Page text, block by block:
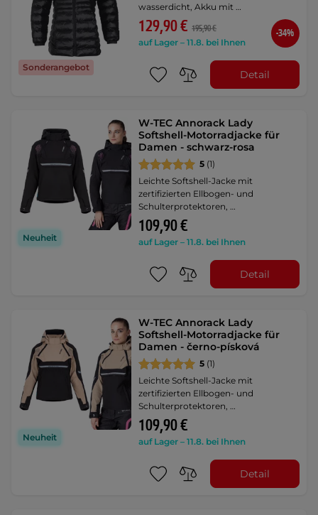
Sonderangebot
wasserdicht, Akku mit …
129,90 € 195,90 €
auf Lager – 11.8. bei Ihnen
-34%
Detail
Neuheit
W-TEC Annorack Lady
Softshell-Motorradjacke für
Damen - schwarz-rosa
5 (1)
Leichte Softshell-Jacke mit
zertifizierten Ellbogen- und
Schulterprotektoren, …
109,90 €
auf Lager – 11.8. bei Ihnen
Detail
Neuheit
W-TEC Annorack Lady
Softshell-Motorradjacke für
Damen - černo-písková
5 (1)
Leichte Softshell-Jacke mit
zertifizierten Ellbogen- und
Schulterprotektoren, …
109,90 €
auf Lager – 11.8. bei Ihnen
Detail